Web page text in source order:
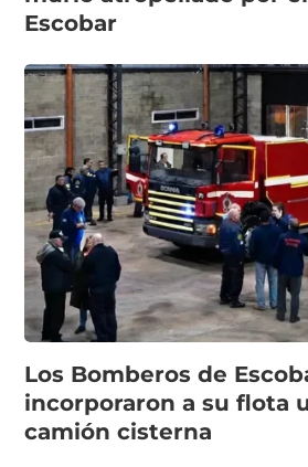
Escobar
Los Bomberos de
incorporaron a su flota
camión cisterna